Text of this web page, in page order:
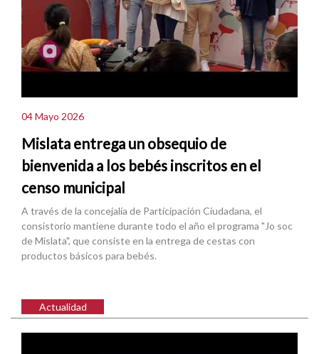
04 Mayo 2026
Mislata entrega un obsequio de
bienvenida a los bebés inscritos en el
censo municipal
A través de la concejalía de Participación Ciudadana, el
consistorio mantiene durante todo el año el programa "Jo soc
de Mislata", que consiste en la entrega de cestas con
productos básicos para bebés.
Actualidad